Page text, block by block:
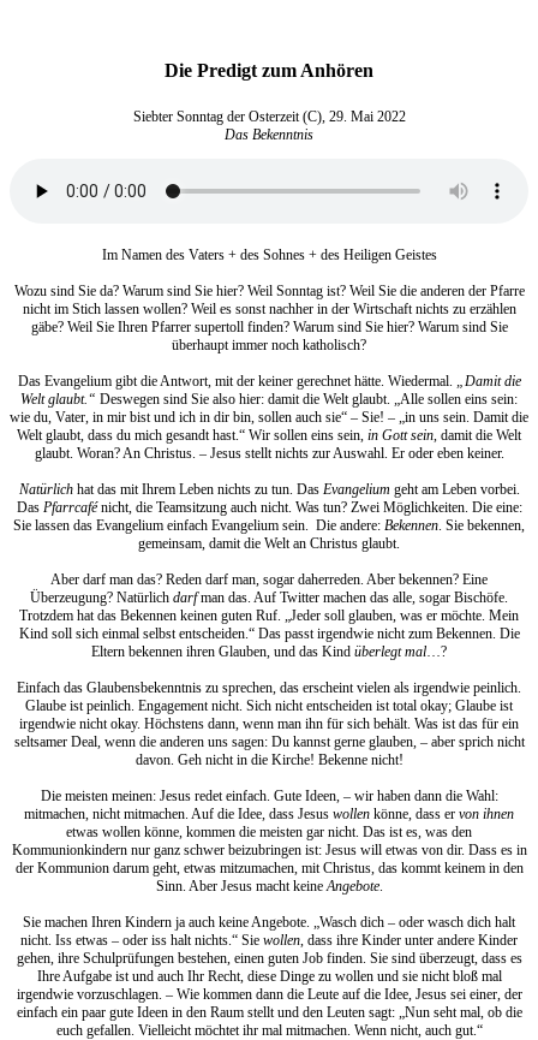
Die Predigt zum Anhören
Siebter Sonntag der Osterzeit (C), 29. Mai 2022
Das Bekenntnis
Im Namen des Vaters + des Sohnes + des Heiligen Geistes
Wozu sind Sie da? Warum sind Sie hier? Weil Sonntag ist? Weil Sie die anderen der Pfarre
nicht im Stich lassen wollen? Weil es sonst nachher in der Wirtschaft nichts zu erzählen
gäbe? Weil Sie Ihren Pfarrer supertoll finden? Warum sind Sie hier? Warum sind Sie
überhaupt immer noch katholisch?
Das Evangelium gibt die Antwort, mit der keiner gerechnet hätte. Wiedermal.
„Damit die
Welt glaubt.“ Deswegen sind Sie also hier: damit die Welt glaubt. „Alle sollen eins sein:
wie du, Vater, in mir bist und ich in dir bin, sollen auch sie“ – Sie! – „in uns sein. Damit die
Welt glaubt, dass du mich gesandt hast.“ Wir sollen eins sein, in Gott sein , damit die Welt
glaubt. Woran? An Christus. – Jesus stellt nichts zur Auswahl. Er oder eben keiner.
Natürlichhat das mit Ihrem Leben nichts zu tun. Das Evangelium geht am Leben vorbei.
Das Pfarrcafénicht, die Teamsitzung auch nicht. Was tun? Zwei Möglichkeiten. Die eine:
Sie lassen das Evangelium einfach Evangelium sein. Die andere: Bekennen . Sie bekennen,
gemeinsam, damit die Welt an Christus glaubt.
Aber darf man das? Reden darf man, sogar daherreden. Aber bekennen? Eine
Überzeugung? Natürlich darfman das. Auf Twitter machen das alle, sogar Bischöfe.
Trotzdem hat das Bekennen keinen guten Ruf. „Jeder soll glauben, was er möchte. Mein
Kind soll sich einmal selbst entscheiden.“ Das passt irgendwie nicht zum Bekennen. Die
Eltern bekennen ihren Glauben, und das Kind überlegt mal …?
Einfach das Glaubensbekenntnis zu sprechen, das erscheint vielen als irgendwie peinlich.
Glaube ist peinlich. Engagement nicht. Sich nicht entscheiden ist total okay; Glaube ist
irgendwie nicht okay. Höchstens dann, wenn man ihn für sich behält. Was ist das für ein
seltsamer Deal, wenn die anderen uns sagen: Du kannst gerne glauben, – aber sprich nicht
davon. Geh nicht in die Kirche! Bekenne nicht!
Die meisten meinen: Jesus redet einfach. Gute Ideen, – wir haben dann die Wahl:
mitmachen, nicht mitmachen. Auf die Idee, dass Jesus wollen könne, dass er von ihnen
etwas wollen könne, kommen die meisten gar nicht. Das ist es, was den
Kommunionkindern nur ganz schwer beizubringen ist: Jesus will etwas von dir. Dass es in
der Kommunion darum geht, etwas mitzumachen, mit Christus, das kommt keinem in den
Sinn. Aber Jesus macht keine Angebote.
Sie machen Ihren Kindern ja auch keine Angebote. „Wasch dich – oder wasch dich halt
nicht. Iss etwas – oder iss halt nichts.“ Sie wollen , dass ihre Kinder unter andere Kinder
gehen, ihre Schulprüfungen bestehen, einen guten Job finden. Sie sind überzeugt, dass es
Ihre Aufgabe ist und auch Ihr Recht, diese Dinge zu wollen und sie nicht bloß mal
irgendwie vorzuschlagen. – Wie kommen dann die Leute auf die Idee, Jesus sei einer, der
einfach ein paar gute Ideen in den Raum stellt und den Leuten sagt: „Nun seht mal, ob die
euch gefallen. Vielleicht möchtet ihr mal mitmachen. Wenn nicht, auch gut.“